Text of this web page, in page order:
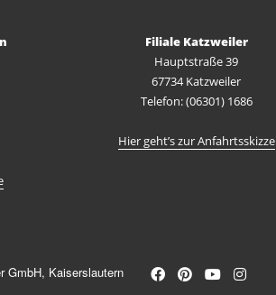
Filiale Katzweiler
Hauptstraße 39
67734 Katzweiler
Telefon: (06301) 1686
Hier geht’s zur Anfahrtsskizze
GmbH, Kaiserslautern